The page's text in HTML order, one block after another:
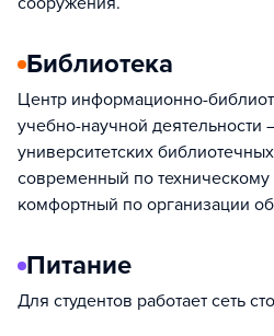
Библиотека
Центр информационно-
учебно-научной
университетских
современный по
комфортный по организации
Питание
Для студентов работает сеть